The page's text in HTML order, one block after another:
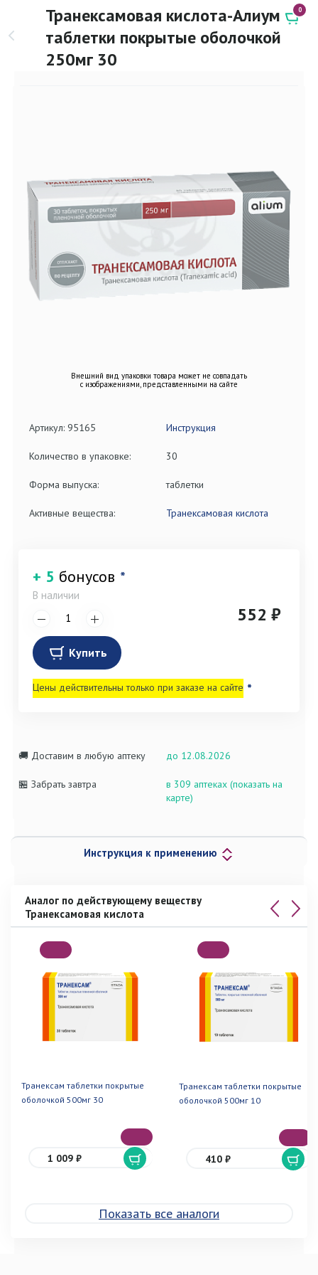
Транексамовая кислота-Алиум
таблетки покрытые оболочкой
250мг 30
0
Внешний вид упаковки товара может не совпадать
с изображениями, представленными на сайте
Артикул: 95165 Инструкция
Количество в упаковке: 30
Форма выпуска: таблетки
Активные вещества: Транексамовая кислота
+ 5 бонусов *
В наличии
552 ₽
Купить
Цены действительны только при заказе на сайте *
🚚 Доставим в любую аптеку до 12.08.2026
🏪 Забрать завтра
в 309 аптеках (показать на
карте)
Инструкция к применению
Аналог по действующему веществу
Транексамовая кислота
Транексам таблетки покрытые
оболочкой 500мг 30
1 009 ₽
Транексам таблетки покрытые
оболочкой 500мг 10
410 ₽
Показать все аналоги